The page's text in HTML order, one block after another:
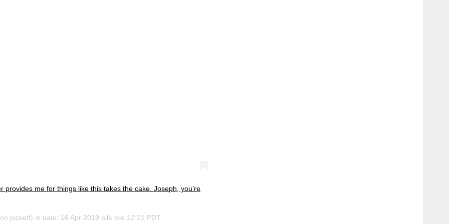
me for things like this takes the cake. Joseph, you’re
in data: 16 Apr 2019 alle ore 12:21 PDT